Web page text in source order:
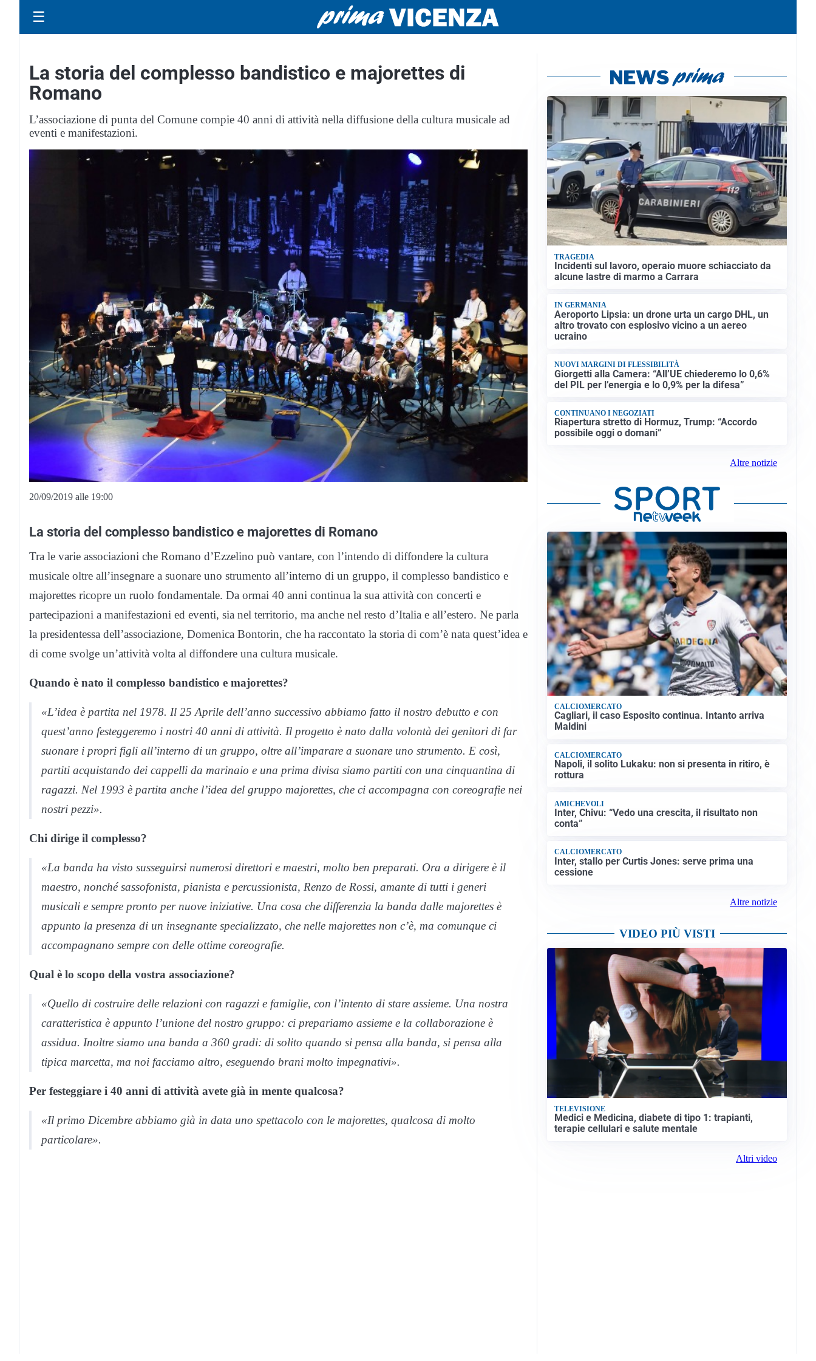
☰
La storia del complesso bandistico e majorettes di
Romano
L’associazione di punta del Comune compie 40 anni di attività nella diffusione della cultura musicale ad
eventi e manifestazioni.
20/09/2019 alle 19:00
La storia del complesso bandistico e majorettes di Romano
Tra le varie associazioni che Romano d’Ezzelino può vantare, con l’intendo di diffondere la cultura
musicale oltre all’insegnare a suonare uno strumento all’interno di un gruppo, il complesso bandistico e
majorettes ricopre un ruolo fondamentale. Da ormai 40 anni continua la sua attività con concerti e
partecipazioni a manifestazioni ed eventi, sia nel territorio, ma anche nel resto d’Italia e all’estero. Ne parla
la presidentessa dell’associazione, Domenica Bontorin, che ha raccontato la storia di com’è nata quest’idea e
di come svolge un’attività volta al diffondere una cultura musicale.
Quando è nato il complesso bandistico e majorettes?
«L’idea è partita nel 1978. Il 25 Aprile dell’anno successivo abbiamo fatto il nostro debutto e con
quest’anno festeggeremo i nostri 40 anni di attività. Il progetto è nato dalla volontà dei genitori di far
suonare i propri figli all’interno di un gruppo, oltre all’imparare a suonare uno strumento. E così,
partiti acquistando dei cappelli da marinaio e una prima divisa siamo partiti con una cinquantina di
ragazzi. Nel 1993 è partita anche l’idea del gruppo majorettes, che ci accompagna con coreografie nei
nostri pezzi».
Chi dirige il complesso?
«La banda ha visto susseguirsi numerosi direttori e maestri, molto ben preparati. Ora a dirigere è il
maestro, nonché sassofonista, pianista e percussionista, Renzo de Rossi, amante di tutti i generi
musicali e sempre pronto per nuove iniziative. Una cosa che differenzia la banda dalle majorettes è
appunto la presenza di un insegnante specializzato, che nelle majorettes non c’è, ma comunque ci
accompagnano sempre con delle ottime coreografie.
Qual è lo scopo della vostra associazione?
«Quello di costruire delle relazioni con ragazzi e famiglie, con l’intento di stare assieme. Una nostra
caratteristica è appunto l’unione del nostro gruppo: ci prepariamo assieme e la collaborazione è
assidua. Inoltre siamo una banda a 360 gradi: di solito quando si pensa alla banda, si pensa alla
tipica marcetta, ma noi facciamo altro, eseguendo brani molto impegnativi».
Per festeggiare i 40 anni di attività avete già in mente qualcosa?
«Il primo Dicembre abbiamo già in data uno spettacolo con le majorettes, qualcosa di molto
particolare».
TRAGEDIA
Incidenti sul lavoro, operaio muore schiacciato da
alcune lastre di marmo a Carrara
IN GERMANIA
Aeroporto Lipsia: un drone urta un cargo DHL, un
altro trovato con esplosivo vicino a un aereo
ucraino
NUOVI MARGINI DI FLESSIBILITÀ
Giorgetti alla Camera: “All’UE chiederemo lo 0,6%
del PIL per l’energia e lo 0,9% per la difesa”
CONTINUANO I NEGOZIATI
Riapertura stretto di Hormuz, Trump: “Accordo
possibile oggi o domani”
Altre notizie
CALCIOMERCATO
Cagliari, il caso Esposito continua. Intanto arriva
Maldini
CALCIOMERCATO
Napoli, il solito Lukaku: non si presenta in ritiro, è
rottura
AMICHEVOLI
Inter, Chivu: “Vedo una crescita, il risultato non
conta”
CALCIOMERCATO
Inter, stallo per Curtis Jones: serve prima una
cessione
Altre notizie
VIDEO PIÙ VISTI
TELEVISIONE
Medici e Medicina, diabete di tipo 1: trapianti,
terapie cellulari e salute mentale
Altri video